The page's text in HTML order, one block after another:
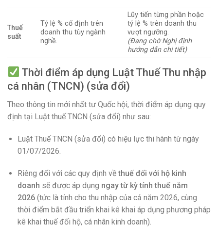
Thuế
suất
Tỷ lệ % cố định trên
doanh thu tùy ngành
nghề.
Lũy tiến từng phần hoặc
tỷ lệ % trên doanh thu
vượt ngưỡng.
(Đang chờ Nghị định
hướng dẫn chi tiết)
Thời điểm áp dụng Luật Thuế Thu nhập
cá nhân (TNCN) (sửa đổi)
Theo thông tin mới nhất tư Quốc hội, thời điểm áp dụng quy
định tại Luật thuế TNCN (sửa đổi) như sau:
Luật Thuế TNCN (sửa đổi) có hiệu lực thi hành từ ngày
01/07/2026.
Riêng đối với các quy định vềthuế đối với hộ kinh
doanh sẽ được áp dụng ngay từ kỳ tính thuế năm
2026 (tức là tính cho thu nhập của cả năm 2026, cùng
thời điểm bắt đầu triển khai kê khai áp dụng phương pháp
kê khai thuế đối hộ, cá nhân kinh doanh).